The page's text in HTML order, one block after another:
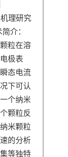
机理研究
介：
粒在溶
极表
态电流
下可认
个纳米
颗粒反
米颗粒
的分析
等独特